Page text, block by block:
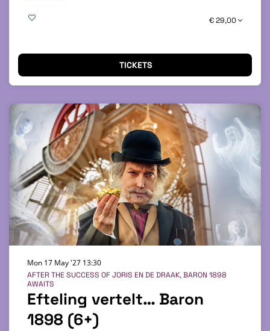
€ 29,00
TICKETS
Efteling vertelt… Baron
1898 (6+)
AFTER THE SUCCESS OF JORIS EN DE DRAAK, BARON 1898
AWAITS
Mon 17 May '27 13:30